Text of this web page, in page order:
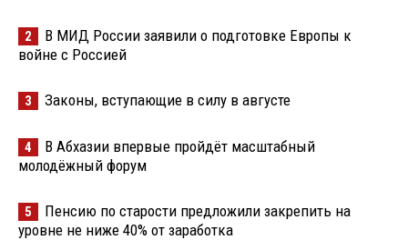
2
В МИД России заявили о подготовке Европы к
войне с Россией
3 Законы, вступающие в силу в августе
4
В Абхазии впервые пройдёт масштабный
молодёжный форум
5
Пенсию по старости предложили закрепить на
уровне не ниже 40% от заработка